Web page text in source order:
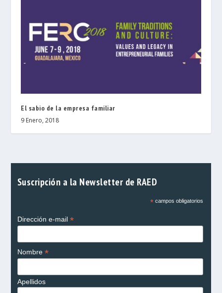
El sabio de la empresa familiar
9 Enero, 2018
Suscripción a la Newsletter de RAED
*campos obligatorios
Dirección e-mail *
Nombre *
Apellidos